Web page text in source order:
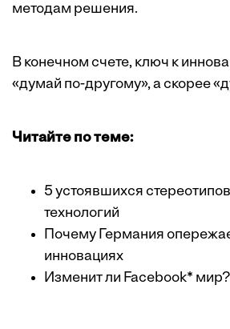
методам решения.
В конечном счете, ключ к
«думай по-другому», а скорее
Читайте по теме:
5 устоявшихся
технологий
Почему Германия
инновациях
Изменит ли Facebook* мир?